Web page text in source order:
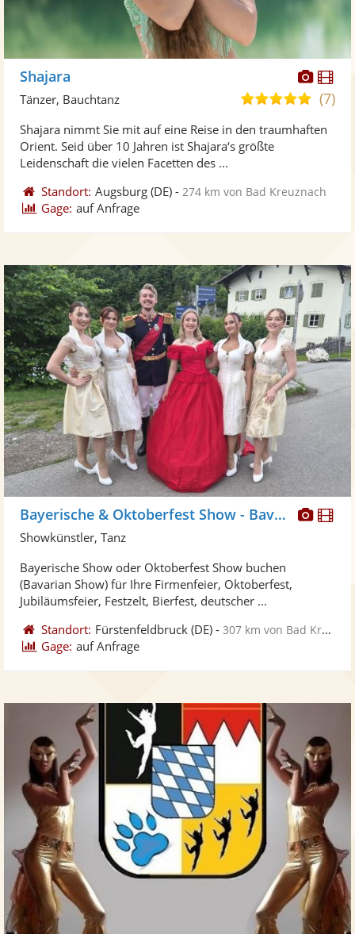
Fotos
Shajara
5,0
5
(7)
Tänzer, Bauchtanz
Shajara nimmt Sie mit auf eine Reise in den traumhaften
Orient. Seid über 10 Jahren ist Shajara‘s größte
Leidenschaft die vielen Facetten des ...
Standort: Augsburg (DE) - 274 km von Bad Kreuznach
Gage: auf Anfrage
Bayerische & Oktoberfest Show - Bavariaa
Showkünstler, Tanz
Bayerische Show oder Oktoberfest Show buchen
(Bavarian Show) für Ihre Firmenfeier, Oktoberfest,
Jubiläumsfeier, Festzelt, Bierfest, deutscher ...
Standort: Fürstenfeldbruck (DE) -307 km von Bad Kreuznach
Gage: auf Anfrage